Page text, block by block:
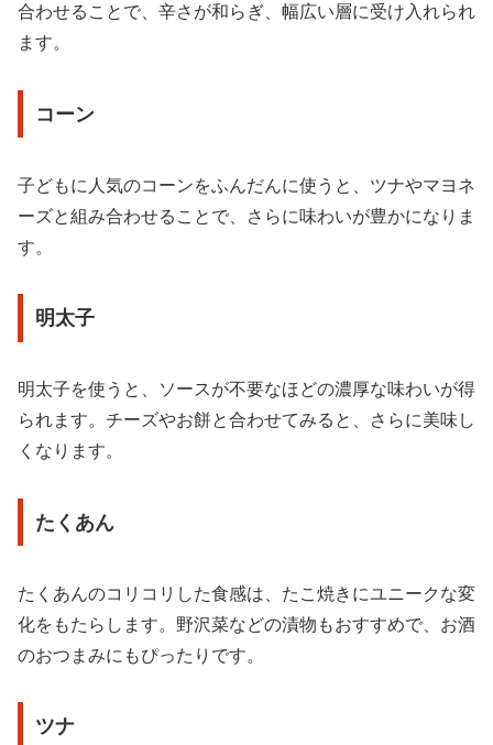
合わせることで、辛さが和らぎ、幅広い層に受け入れられ
ます。
コーン
子どもに人気のコーンをふんだんに使うと、ツナやマヨネ
ーズと組み合わせることで、さらに味わいが豊かになりま
す。
明太子
明太子を使うと、ソースが不要なほどの濃厚な味わいが得
られます。チーズやお餅と合わせてみると、さらに美味し
くなります。
たくあん
たくあんのコリコリした食感は、たこ焼きにユニークな変
化をもたらします。野沢菜などの漬物もおすすめで、お酒
のおつまみにもぴったりです。
ツナ